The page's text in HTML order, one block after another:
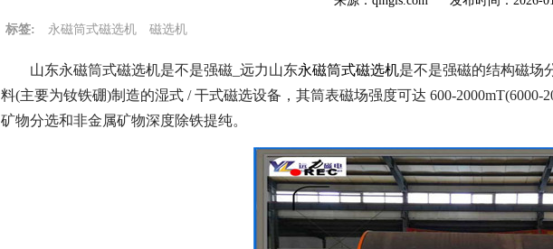
标签: 永磁筒式磁选机 磁选机
山东永磁筒式磁选机是不是强磁_远力山东永磁筒式磁选机是不是强磁的结构磁场
料(主要为钕铁硼)制造的湿式 / 干式磁选设备，其筒表磁场强度可达 600-
矿物分选和非金属矿物深度除铁提纯。